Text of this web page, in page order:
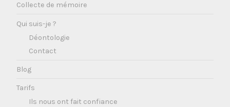
Collecte de mémoire
Qui suis-je ?
Déontologie
Contact
Blog
Tarifs
Ils nous ont fait confiance